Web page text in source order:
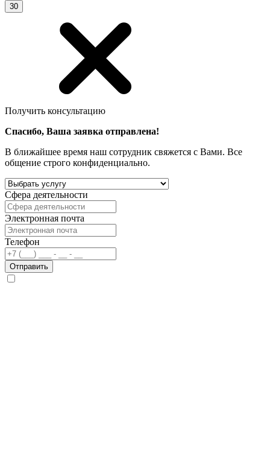
30
Получить консультацию
Спасибо, Ваша заявка отправлена!
В ближайшее время наш сотрудник свяжется с Вами. Все
общение строго конфиденциально.
Сфера деятельности
Электронная почта
Телефон
Отправить